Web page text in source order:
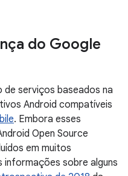
do Google
serviços baseados na
Android compatíveis
. Embora esses
Open Source
em muitos
informações sobre alguns